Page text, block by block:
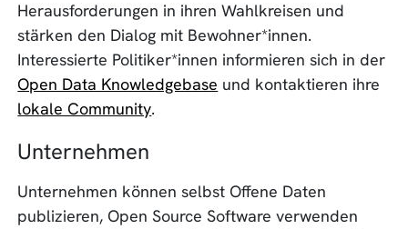
Herausforderungen in ihren Wahlkreisen und
stärken den Dialog mit Bewohner*innen.
Interessierte Politiker*innen informieren sich in der
Open Data Knowledgebase und kontaktieren ihre
lokale Community.
Unternehmen
Unternehmen können selbst Offene Daten
publizieren, Open Source Software verwenden